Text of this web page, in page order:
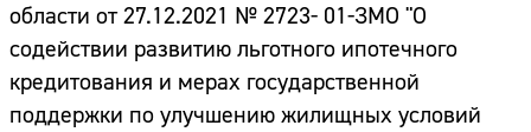
области от 27.12.2021 № 2723- 01-ЗМО "О
содействии развитию льготного ипотечного
кредитования и мерах государственной
поддержки по улучшению жилищных условий